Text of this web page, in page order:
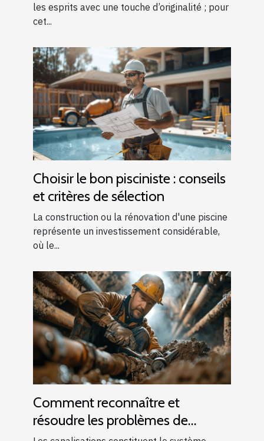
les esprits avec une touche d’originalité ; pour
cet...
Choisir le bon pisciniste : conseils
et critères de sélection
La construction ou la rénovation d'une piscine
représente un investissement considérable,
où le...
Comment reconnaître et
résoudre les problèmes de